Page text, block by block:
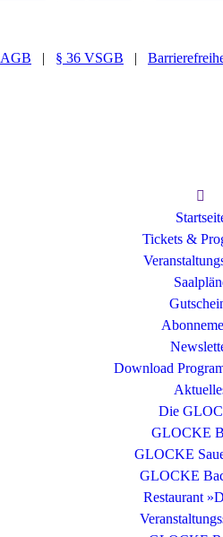
AGB | § 36 VSGB |
Tickets &
Download
Die
GLOCKE
GLOCKE
GLOCKE
Restaurant